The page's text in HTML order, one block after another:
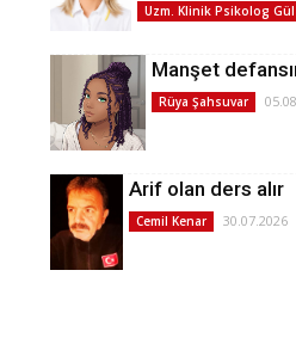
Uzm. Klinik Psikolog
Manşet
Rüya Şahsuvar
Arif olan ders alır
Cemil Kenar 30.07.2026